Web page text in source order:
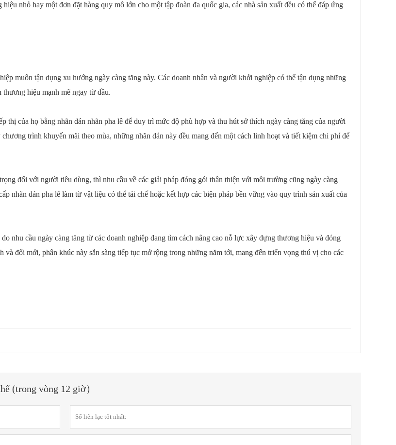
nhỏ hay một đơn đặt hàng quy mô lớn cho một tập đoàn đa quốc gia, các nhà sản xuất đều có thể đáp ứng
muốn tận dụng xu hướng ngày càng tăng này. Các doanh nhân và người khởi nghiệp có thể tận dụng những
thương hiệu mạnh mẽ ngay từ đầu.
của họ bằng nhãn dán nhãn pha lê để duy trì mức độ phù hợp và thu hút sở thích ngày càng tăng của người
trình khuyến mãi theo mùa, những nhãn dán này đều mang đến một cách linh hoạt và tiết kiệm chi phí để
đối với người tiêu dùng, thì nhu cầu về các giải pháp đóng gói thân thiện với môi trường cũng ngày càng
nhãn dán pha lê làm từ vật liệu có thể tái chế hoặc kết hợp các biện pháp bền vững vào quy trình sản xuất của
nhu cầu ngày càng tăng từ các doanh nghiệp đang tìm cách nâng cao nỗ lực xây dựng thương hiệu và đóng
đổi mới, phân khúc này sẵn sàng tiếp tục mở rộng trong những năm tới, mang đến triển vọng thú vị cho các
(trong vòng 12 giờ）